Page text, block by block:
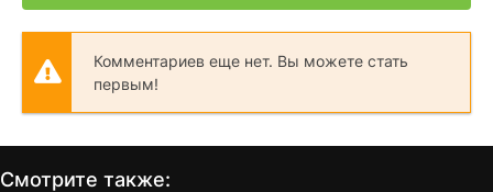
Комментариев еще нет. Вы можете стать
первым!
Смотрите также: